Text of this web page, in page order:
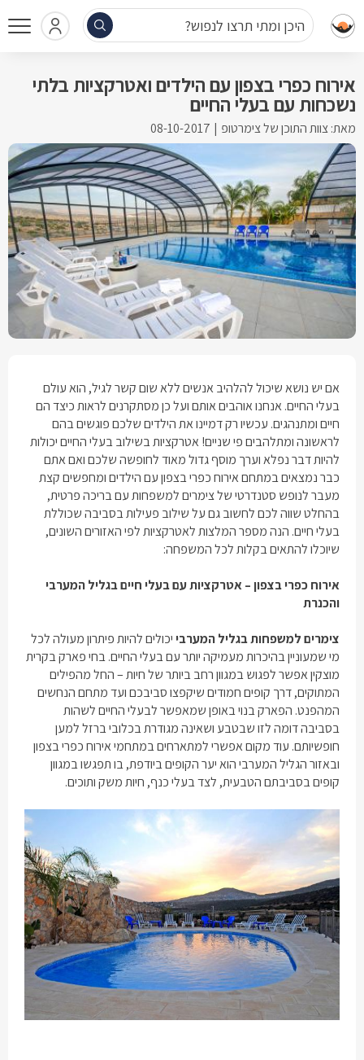
היכן ומתי תרצו לנפוש?
אירוח כפרי בצפון עם הילדים ואטרקציות בלתי
נשכחות עם בעלי החיים
מאת: צוות התוכן של צימרטופ 08-10-2017
אם יש נושא שיכול להלהיב אנשים ללא שום קשר לגיל, הוא עולם
בעלי החיים. אנחנו אוהבים אותם ועל כן מסתקרנים לראות כיצד הם
חיים ומתנהגים. עכשיו רק דמיינו את הילדים שלכם פוגשים בהם
לראשונה ומתלהבים פי שניים! אטרקציות בשילוב בעלי החיים יכולות
להיות דבר נפלא וערך מוסף גדול מאוד לחופשה שלכם ואם אתם
כבר נמצאים במתחם אירוח כפרי בצפון עם הילדים ומחפשים קצת
מעבר לנופש סטנדרטי של צימרים למשפחות עם בריכה פרטית,
בהחלט שווה לכם לחשוב גם על שילוב פעילות בסביבה שכוללת
בעלי חיים. הנה מספר המלצות לאטרקציות לפי האזורים השונים,
שיוכלו להתאים בקלות לכל המשפחה:
אירוח כפרי בצפון – אטרקציות עם בעלי חיים בגליל המערבי
והכנרת
צימרים למשפחות בגליל המערבייכולים להיות פיתרון מעולה לכל
מי שמעוניין בהיכרות מעמיקה יותר עם בעלי החיים. בחי פארק בקרית
מוצקין אפשר לפגוש במגוון רחב ביותר של חיות – החל מהפילים
המתוקים, דרך קופים חמודים שיקפצו סביבכם ועד מתחם הנחשים
המהפנט. הפארק בנוי באופן שמאפשר לבעלי החיים לשהות
בסביבה דומה לזו שבטבע ושאינה מגודרת בכלובי ברזל למען
חופשיותם. עוד מקום אפשרי למתארחים במתחמי אירוח כפרי בצפון
ובאזור הגליל המערבי הוא יער הקופים ביודפת, בו תפגשו במגוון
קופים בסביבתם הטבעית, לצד בעלי כנף, חיות משק ותוכים.